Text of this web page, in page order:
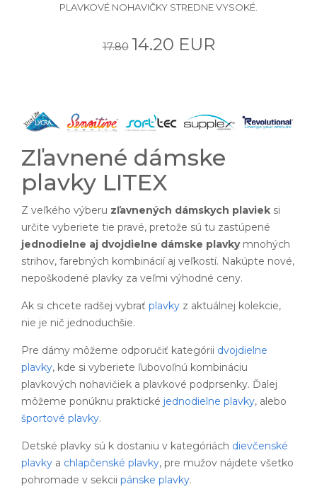
PLAVKOVÉ NOHAVIČKY STREDNE VYSOKÉ.
17.80 14.20 EUR
Zľavnené dámske
plavky LITEX
Z veľkého výberu zľavnených dámskych plaviek si
určite vyberiete tie pravé, pretože sú tu zastúpené
jednodielne aj dvojdielne dámske plavkymnohých
strihov, farebných kombinácií aj veľkostí. Nakúpte nové,
nepoškodené plavky za veľmi výhodné ceny.
Ak si chcete radšej vybrať plavky z aktuálnej kolekcie,
nie je nič jednoduchšie.
Pre dámy môžeme odporučiť kategórii dvojdielne
plavky, kde si vyberiete ľubovoľnú kombináciu
plavkových nohavičiek a plavkové podprsenky. Ďalej
môžeme ponúknu praktické jednodielne plavky, alebo
športové plavky.
Detské plavky sú k dostaniu v kategóriách dievčenské
plavky a chlapčenské plavky, pre mužov nájdete všetko
pohromade v sekcii pánske plavky.